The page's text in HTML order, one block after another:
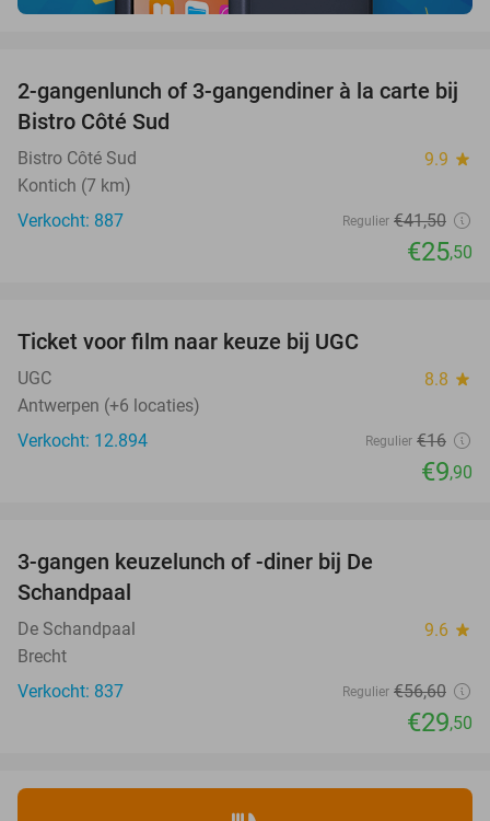
39%
2-gangenlunch of 3-gangendiner à la carte bij
Bistro Côté Sud
Bistro Côté Sud 9.9 star
Kontich (7 km)
Verkocht: 887
Regulier €41,50
€25,50
Ticket voor film naar keuze bij UGC
UGC 8.8 star
Antwerpen (+6 locaties)
Verkocht: 12.894
Regulier €16
€9,90
3-gangen keuzelunch of -diner bij De
Schandpaal
De Schandpaal 9.6 star
Brecht
Verkocht: 837
Regulier €56,60
€29,50